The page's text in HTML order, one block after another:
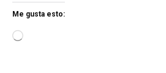
Me gusta esto: